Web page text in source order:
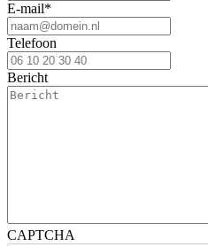
E-mail*
Telefoon
Bericht
CAPTCHA